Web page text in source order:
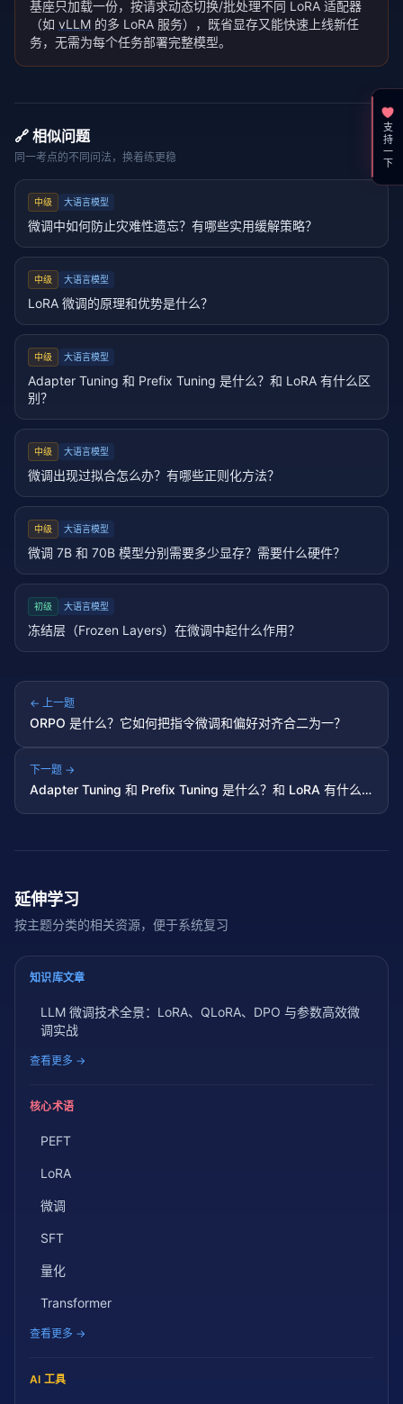
基座只加载一份，按请求动态切换/批处理不同 LoRA 适配器
（如 vLLM 的多 LoRA 服务），既省显存又能快速上线新任
务，无需为每个任务部署完整模型。
🔗 相似问题
同一考点的不同问法，换着练更稳
中级 大语言模型
微调中如何防止灾难性遗忘？有哪些实用缓解策略？
中级 大语言模型
LoRA 微调的原理和优势是什么？
中级 大语言模型
Adapter Tuning 和 Prefix Tuning 是什么？和 LoRA 有什么区
别？
中级 大语言模型
微调出现过拟合怎么办？有哪些正则化方法？
中级 大语言模型
微调 7B 和 70B 模型分别需要多少显存？需要什么硬件？
初级 大语言模型
冻结层（Frozen Layers）在微调中起什么作用？
← 上一题
ORPO 是什么？它如何把指令微调和偏好对齐合二为一？
下一题 →
Adapter Tuning 和 Prefix Tuning 是什么？和 LoRA 有什么
延伸学习
按主题分类的相关资源，便于系统复习
知识库文章
LLM 微调技术全景：LoRA、QLoRA、DPO 与参数高效微
调实战
查看更多 →
核心术语
PEFT
LoRA
微调
SFT
量化
Transformer
查看更多 →
AI 工具
支持一下